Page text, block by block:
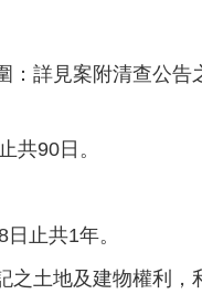
：詳見案附清查公告
共90日。
止共1年。
之土地及建物權利，